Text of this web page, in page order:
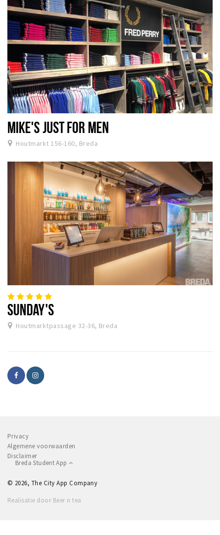
MIKE'S JUST FOR MEN
Houtmarkt 156-160, Breda
SUNDAY'S
Houtmarktpassage 32-36, Breda
Privacy
Algemene voorwaarden
Disclaimer
Breda Student App
© 2026, The City App Company
Realisatie door Beer n tea